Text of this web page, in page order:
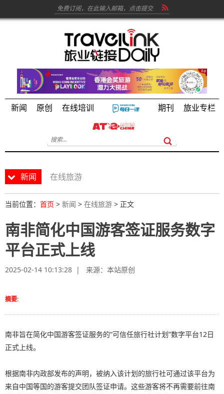
新闻 原创 在线培训 期刊 旅业专栏
新闻 在线旅游
当前位置： 首页 > 新闻 > 在线旅游 > 正文
南非简化中国游客签证服务数字
平台正式上线
2025-02-14 10:13:28 | 来源： 本站原创
摘要:
南非旨在简化中国游客签证服务的“可信任旅行社计划”数字平台12日
正式上线。
根据南非内政部发布的声明，被纳入该计划的旅行社可通过该平台为
来自中国等国的游客提交团队签证申请。这些游客将不再需要前往南